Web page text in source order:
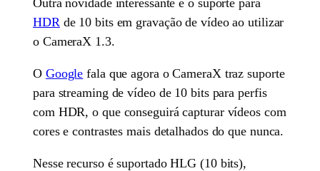
HDR de 10 bits em gravação de vídeo ao utilizar
o CameraX 1.3.
O Google fala que agora o CameraX traz suporte
para streaming de vídeo de 10 bits para perfis
com HDR, o que conseguirá capturar vídeos com
cores e contrastes mais detalhados do que nunca.
Nesse recurso é suportado HLG (10 bits),